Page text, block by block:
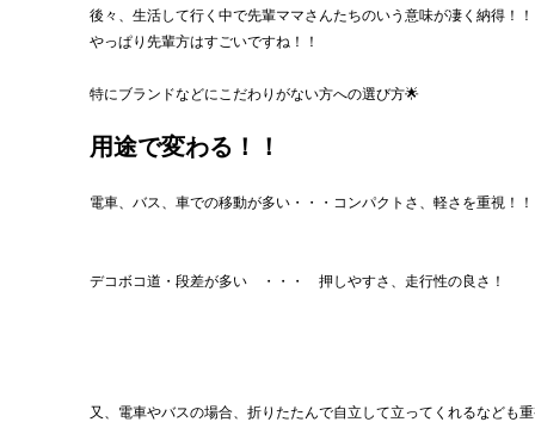
後々、生活して行く中で先輩ママさんたちのいう意味が凄く納得！！
やっぱり先輩方はすごいですね！！
特にブランドなどにこだわりがない方への選び方🌟
用途で変わる！！
電車、バス、車での移動が多い・・・コンパクトさ、軽さを重視！！
デコボコ道・段差が多い　・・・　押しやすさ、走行性の良さ！
又、電車やバスの場合、折りたたんで自立して立ってくれるなども